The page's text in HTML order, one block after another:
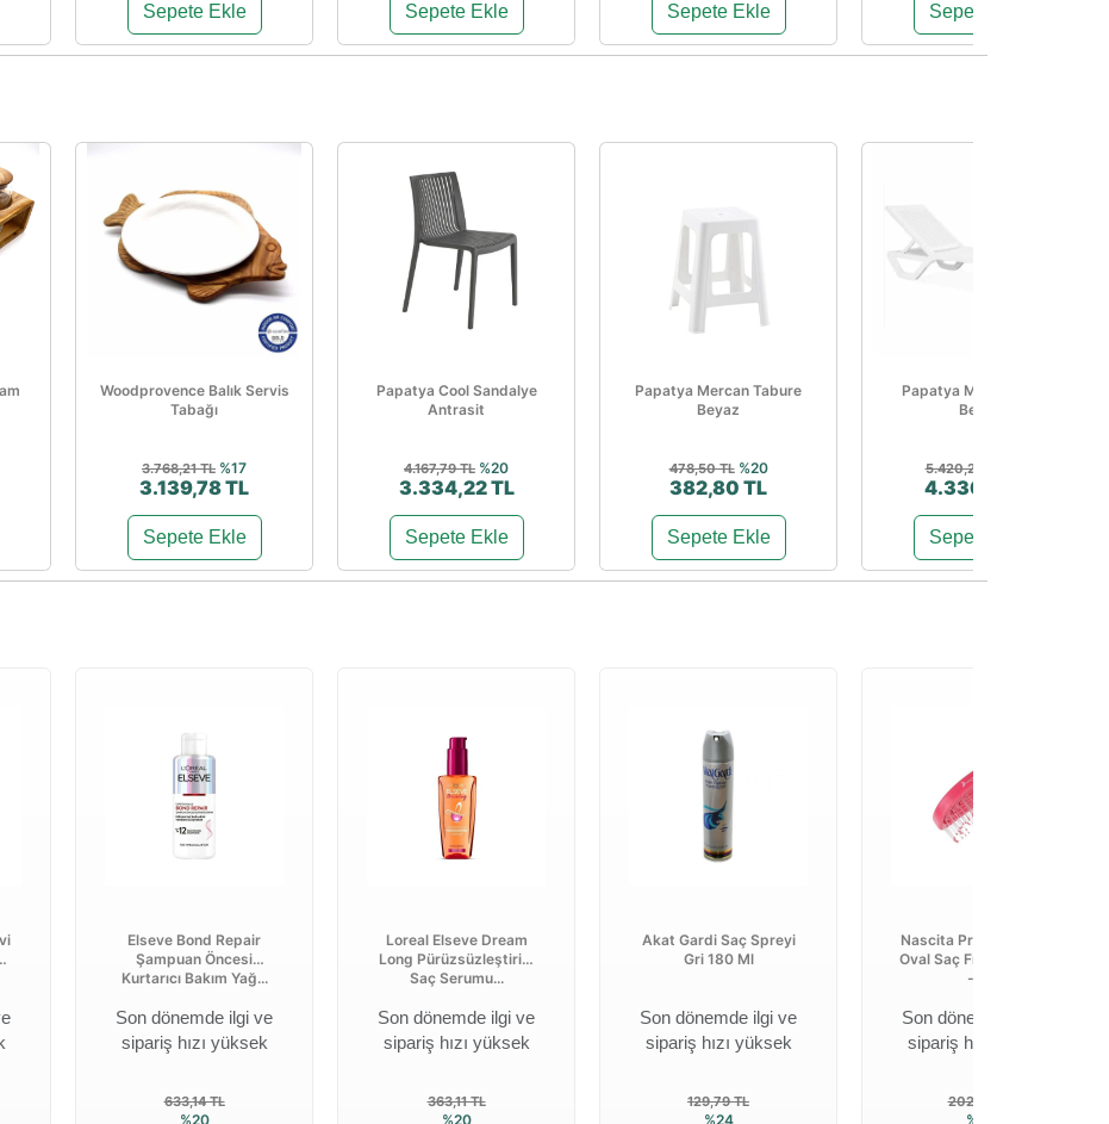
Sepete Ekle Sepete Ekle Sepete Ekle Sepete Ekle
Woodprovence Balık Servis
Tabağı
3.768,21 TL %17
3.139,78 TL
Sepete Ekle
Papatya Cool Sandalye
Antrasit
4.167,79 TL %20
3.334,22 TL
Sepete Ekle
Papatya Mercan Tabure
Beyaz
478,50 TL %20
382,80 TL
Sepete Ekle
Papatya Myra Şezlong
Beyaz
5.420,23 TL
4.336,19 TL
Sepete Ekle
Elseve Bond Repair
Şampuan Öncesi
Kurtarıcı Bakım Yağ...
Son dönemde ilgi ve
sipariş hızı yüksek
633,14 TL
%20
Loreal Elseve Dream
Long Pürüzsüzleştirici
Saç Serumu...
Son dönemde ilgi ve
sipariş hızı yüksek
363,11 TL
%20
Akat Gardi Saç Spreyi
Gri 180 Ml
Son dönemde ilgi ve
sipariş hızı yüksek
129,79 TL
%24
Nascita Pro Üç Boyutlu
Oval Saç Fırçası Pembe
- 31
Son dönemde ilgi ve
sipariş hızı yüksek
202,89 TL
%20